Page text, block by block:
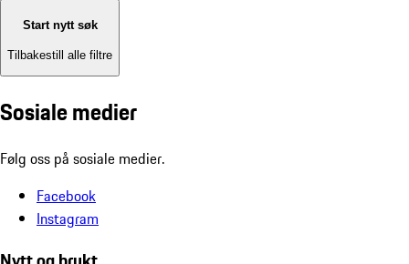
Start nytt søk
Tilbakestill alle filtre
Sosiale medier
Følg oss på sosiale medier.
Facebook
Instagram